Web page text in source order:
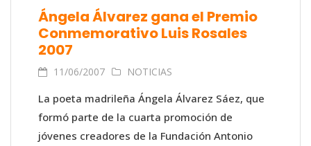
Ángela Álvarez gana el Premio
Conmemorativo Luis Rosales
2007
11/06/2007 NOTICIAS
La poeta madrileña Ángela Álvarez Sáez, que
formó parte de la cuarta promoción de
jóvenes creadores de la Fundación Antonio